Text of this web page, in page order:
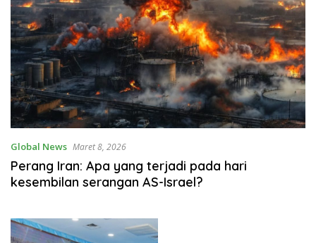
Global News Maret 8, 2026
Perang Iran: Apa yang terjadi pada hari
kesembilan serangan AS-Israel?